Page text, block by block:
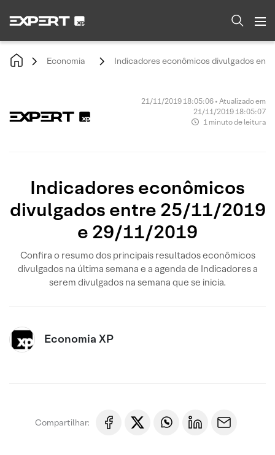
Economia Indicadores econômicos divulgados
21/11/2019 18:05:06 • Atualizado em
21/11/2019 18:05:07
1 minuto de leitura
Indicadores econômicos
divulgados entre 25/11/2019
e 29/11/2019
Confira o resumo dos principais resultados econômicos
divulgados na última semana e a agenda de Indicadores a
serem divulgados na semana que se inicia.
Economia XP
Compartilhar: